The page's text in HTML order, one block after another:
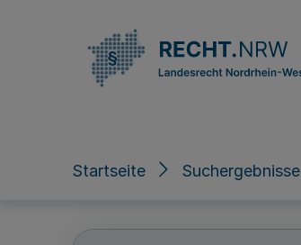
Startseite Suchergebnisse